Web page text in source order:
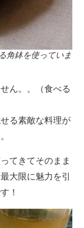
角鉢を使っていま
ん。。（食べる
る素敵な料理が
てきてそのまま
大限に魅力を引
！